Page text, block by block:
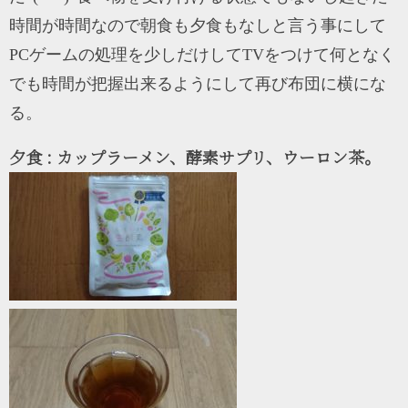
時間が時間なので朝食も夕食もなしと言う事にして
PCゲームの処理を少しだけしてTVをつけて何となく
でも時間が把握出来るようにして再び布団に横にな
る。
夕食 : カップラーメン、酵素サプリ、ウーロン茶。